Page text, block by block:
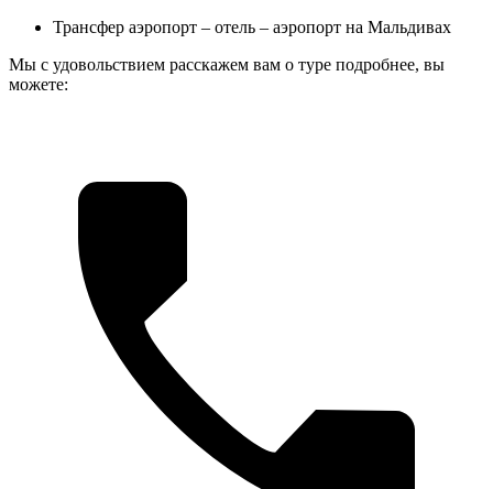
Трансфер аэропорт – отель – аэропорт на Мальдивах
Мы с удовольствием расскажем вам о туре подробнее, вы
можете: